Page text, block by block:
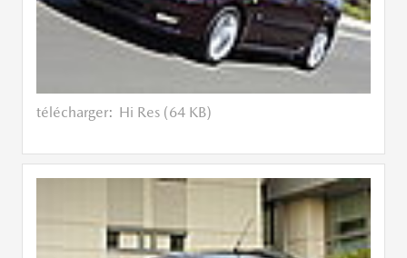
télécharger: Hi Res (64 KB)